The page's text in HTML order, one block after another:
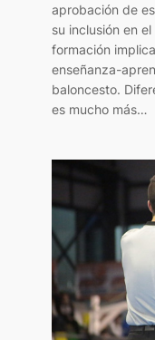
aprobación de
su inclusión en
formación
enseñanza-
baloncesto.
es mucho más…